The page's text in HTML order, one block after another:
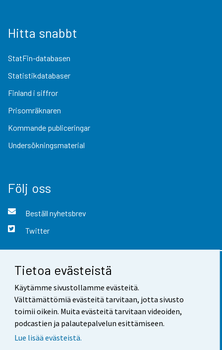
Tietoa evästeistä
Käytämme sivustollamme evästeitä.
Välttämättömiä evästeitä tarvitaan, jotta sivusto
toimii oikein. Muita evästeitä tarvitaan videoiden,
podcastien ja palautepalvelun esittämiseen.
Lue lisää evästeistä.
Hitta snabbt
StatFin-databasen
Statistikdatabaser
Finland i siffror
Prisomräknaren
Kommande publiceringar
Undersökningsmaterial
Följ oss
Beställ nyhetsbrev
Twitter
Kontaktinformation
Respons
Användarvillkor